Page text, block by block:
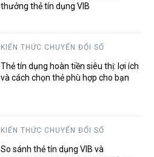
thưởng thẻ tín dụng VIB
KIẾN THỨC CHUYỂN ĐỔI SỐ
Thẻ tín dụng hoàn tiền siêu thị: lợi ích
và cách chọn thẻ phù hợp cho bạn
KIẾN THỨC CHUYỂN ĐỔI SỐ
So sánh thẻ tín dụng VIB và